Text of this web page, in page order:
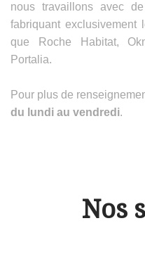
nous travaillons avec
fabriquant exclusivement
que Roche Habitat,
Portalia.
Pour plus de
du lundi au vendredi.
Nos